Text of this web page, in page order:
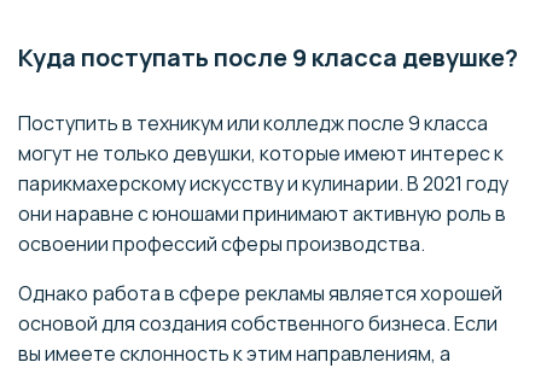
Куда поступать после 9 класса девушке?
Поступить в техникум или колледж после 9 класса
могут не только девушки, которые имеют интерес к
парикмахерскому искусству и кулинарии. В 2021 году
они наравне с юношами принимают активную роль в
освоении профессий сферы производства.
Однако работа в сфере рекламы является хорошей
основой для создания собственного бизнеса. Если
вы имеете склонность к этим направлениям, а